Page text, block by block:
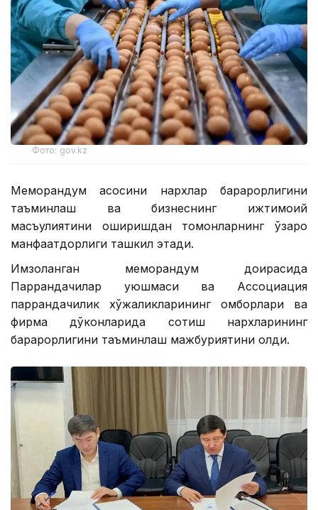
Фото: gov.kz
Меморандум асосини нархлар барқарорлигини
таъминлаш ва бизнеснинг ижтимоий
масъулиятини оширишдан томонларнинг ўзаро
манфаатдорлиги ташкил этади.
Имзоланган меморандум доирасида
Паррандачилар уюшмаси ва Ассоциация
паррандачилик хўжаликларининг омборлари ва
фирма дўконларида сотиш нархларининг
барқарорлигини таъминлаш мажбуриятини олди.